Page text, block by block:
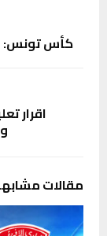
كأس تونس:
اقرار
مقالات